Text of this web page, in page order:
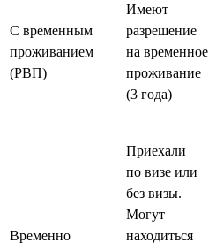
С временным
проживанием
(РВП)
Имеют
разрешение
на временное
проживание
(3 года)
Временно
Приехали
по визе или
без визы.
Могут
находиться